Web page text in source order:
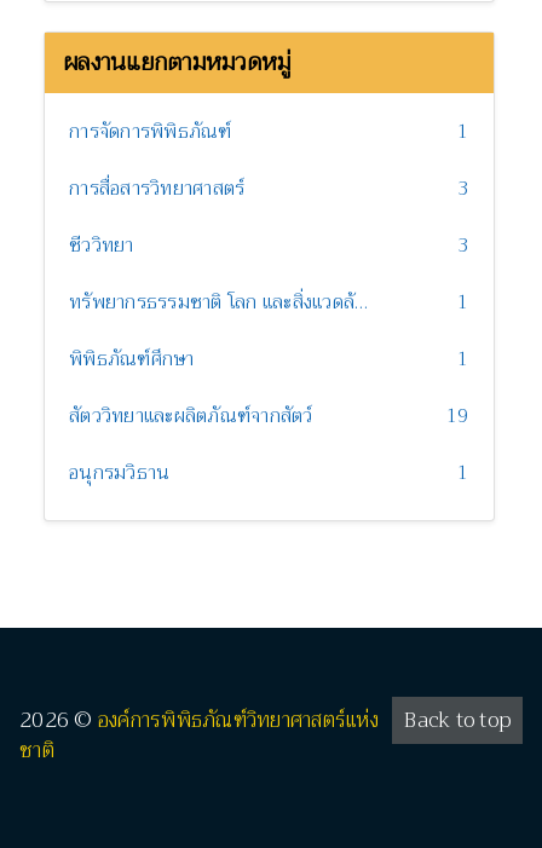
ผลงานแยกตามหมวดหมู่
การจัดการพิพิธภัณฑ์
1
การสื่อสารวิทยาศาสตร์
3
ชีววิทยา
3
ทรัพยากรธรรมชาติ โลก และสิ่งแวดล้อม
1
พิพิธภัณฑ์ศึกษา
1
สัตววิทยาและผลิตภัณฑ์จากสัตว์
19
อนุกรมวิธาน
1
Back to top
2026 © องค์การพิพิธภัณฑ์วิทยาศาสตร์แห่ง
ชาติ